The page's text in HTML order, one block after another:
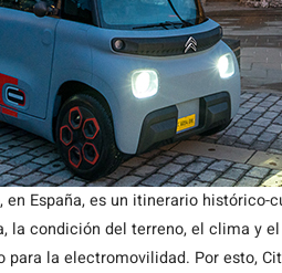
en España, es un itinerario
la condición del terreno, el clima y
para la electromovilidad. Por esto,